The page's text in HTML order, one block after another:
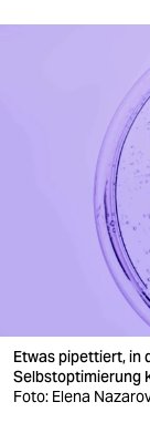
sport
wahrheit
veranstaltungen
shop
fragen & hilfe
Etwas pipettiert, in
Selbstoptimierung
Foto: Elena